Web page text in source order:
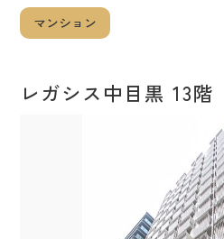
マンション
レガシス中目黒 13階